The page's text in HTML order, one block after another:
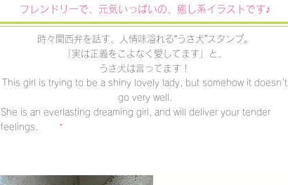
時々関西弁を話す、人情味溢れる“うさ犬”スタンプ。
「実は正義をこよなく愛してます」と、
うさ犬は言ってます！
This girl is trying to be a shiny lovely lady, but somehow it doesn't
go very well.
She is an everlasting dreaming girl, and will deliver your tender
feelings.
フレンドリーで、元気いっぱいの、癒し系イラストです♪